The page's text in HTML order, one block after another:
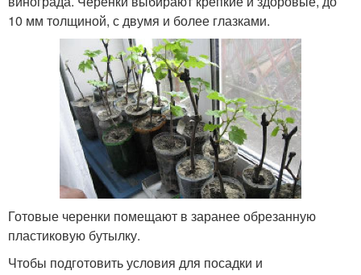
10 мм толщиной, с двумя и более глазками.
Готовые черенки помещают в заранее обрезанную
пластиковую бутылку.
Чтобы подготовить условия для посадки и